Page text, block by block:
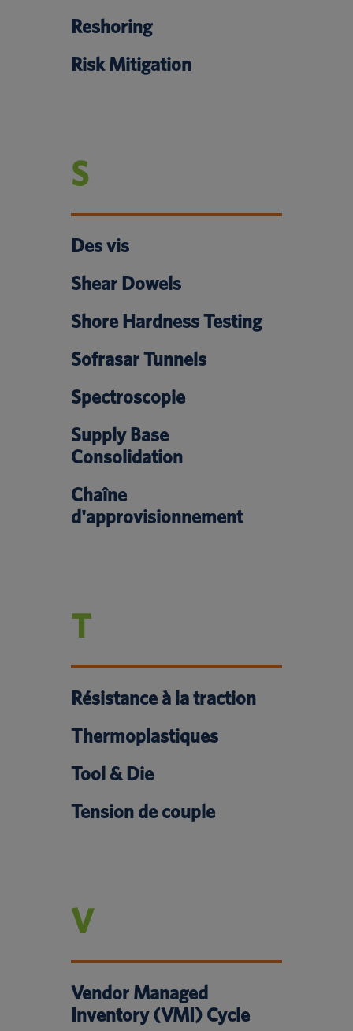
Reshoring
Risk Mitigation
S
Des vis
Shear Dowels
Shore Hardness Testing
Sofrasar Tunnels
Spectroscopie
Supply Base
Consolidation
Chaîne
d'approvisionnement
T
Résistance à la traction
Thermoplastiques
Tool & Die
Tension de couple
V
Vendor Managed
Inventory (VMI) Cycle